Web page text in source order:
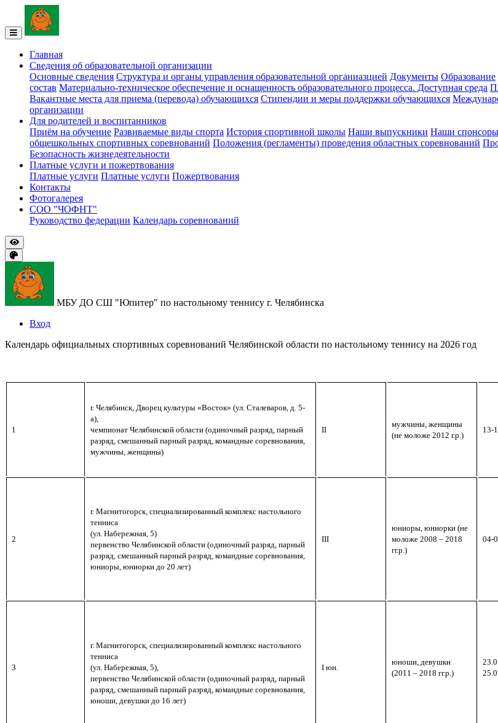
Главная
Сведения об образовательной организации
Основные сведения Структура и органы управления образовательной органиазцией Документы Образование
состав Материально-техническое обеспечение и оснащенность образовательного процесса. Доступная среда
Вакантные места для приема (перевода) обучающихся Стипендии и меры поддержки обучающихся
организации
Для родителей и воспитанников
Приём на обучение Развиваемые виды спорта История спортивной школы Наши выпускники Наши спонсоры
общешкольных спортивных соревнований Положения (регламенты) проведения областных соревнований
Безопасность жизнедеятельности
Платные услуги и пожертвования
Платные услуги Платные услуги Пожертвования
Контакты
Фотогалерея
СОО "ЧОФНТ"
Руководство федерации Календарь соревнований
МБУ ДО СШ "Юпитер" по настольному теннису г. Челябинска
Вход
Календарь официальных спортивных соревнований Челябинской области по настольному теннису на 2026 год
1
г. Челябинск, Дворец культуры «Восток» (ул. Сталеваров, д. 5-
а),
чемпионат Челябинской области (одиночный разряд, парный
разряд, смешанный парный разряд, командные соревнования,
мужчины, женщины)
II
мужчины, женщины
(не моложе 2012 г.р.)
13-
2
г. Магнитогорск,специализированный комплекс настольного
тенниса
(ул. Набережная, 5)
первенство Челябинской области (одиночный разряд, парный
разряд, смешанный парный разряд, командные соревнования,
юниоры, юниорки до 20 лет)
III
юниоры, юниорки (не
моложе 2008 – 2018
гг.р.)
04-
3
г. Магнитогорск,специализированный комплекс настольного
тенниса
(ул. Набережная, 5),
первенство Челябинской области (одиночный разряд, парный
разряд, смешанный парный разряд, командные соревнования,
юноши, девушки до 16 лет)
I юн.
юноши, девушки
(2011 – 2018 гг.р.)